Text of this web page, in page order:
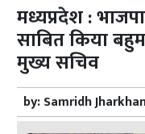
मध्यप्रदेश :
साबित किया
मुख्य सचिव
by:Samridh